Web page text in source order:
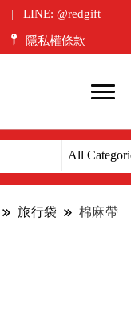
LINE: @redgift
隱私權條款
旅行袋
棉麻帶